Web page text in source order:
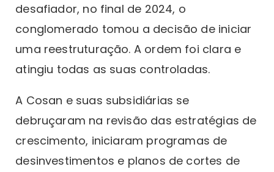
desafiador, no final de 2024, o
conglomerado tomou a decisão de iniciar
uma reestruturação. A ordem foi clara e
atingiu todas as suas controladas.
A Cosan e suas subsidiárias se
debruçaram na revisão das estratégias de
crescimento, iniciaram programas de
desinvestimentos e planos de cortes de